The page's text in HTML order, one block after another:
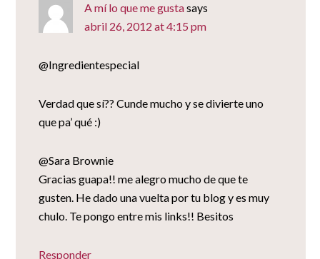
A mí lo que me gustasays
abril 26, 2012 at 4:15 pm
@Ingredientespecial
Verdad que sí?? Cunde mucho y se divierte uno
que pa’ qué :)
@Sara Brownie
Gracias guapa!! me alegro mucho de que te
gusten. He dado una vuelta por tu blog y es muy
chulo. Te pongo entre mis links!! Besitos
Responder